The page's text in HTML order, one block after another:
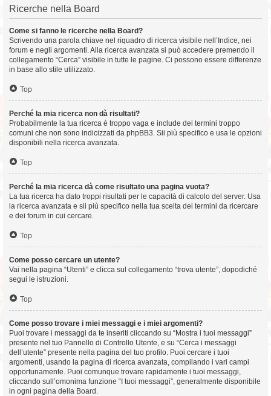
Ricerche nella Board
Come si fanno le ricerche nella Board?
Scrivendo una parola chiave nel riquadro di ricerca visibile nell’Indice, nei
forum e negli argomenti. Alla ricerca avanzata si può accedere premendo il
collegamento “Cerca” visibile in tutte le pagine. Ci possono essere differenze
in base allo stile utilizzato.
Top
Perché la mia ricerca non dà risultati?
Probabilmente la tua ricerca è troppo vaga e include dei termini troppo
comuni che non sono indicizzati da phpBB3. Sii più specifico e usa le opzioni
disponibili nella ricerca avanzata.
Top
Perché la mia ricerca dà come risultato una pagina vuota?
La tua ricerca ha dato troppi risultati per le capacità di calcolo del server. Usa
la ricerca avanzata e sii più specifico nella tua scelta dei termini da ricercare
e dei forum in cui cercare.
Top
Come posso cercare un utente?
Vai nella pagina “Utenti” e clicca sul collegamento “trova utente”, dopodiché
segui le istruzioni.
Top
Come posso trovare i miei messaggi e i miei argomenti?
Puoi trovare i messaggi da te inseriti cliccando su “Mostra i tuoi messaggi”
presente nel tuo Pannello di Controllo Utente, e su “Cerca i messaggi
dell’utente” presente nella pagina del tuo profilo. Puoi cercare i tuoi
argomenti, usando la pagina di ricerca avanzata, compilando i vari campi
opportunamente. Puoi comunque trovare rapidamente i tuoi messaggi,
cliccando sull’omonima funzione “I tuoi messaggi”, generalmente disponibile
in ogni pagina della Board.